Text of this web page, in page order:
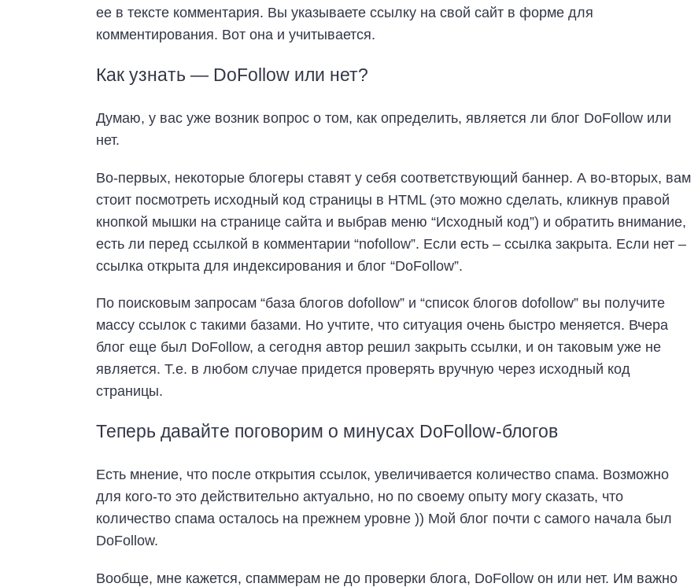
ее в тексте комментария. Вы указываете ссылку на свой сайт в форме для
комментирования. Вот она и учитывается.
Как узнать — DoFollow или нет?
Думаю, у вас уже возник вопрос о том, как определить, является ли блог DoFollow или
нет.
Во-первых, некоторые блогеры ставят у себя соответствующий баннер. А во-вторых, вам
стоит посмотреть исходный код страницы в HTML (это можно сделать, кликнув правой
кнопкой мышки на странице сайта и выбрав меню “Исходный код”) и обратить внимание,
есть ли перед ссылкой в комментарии “nofollow”. Если есть – ссылка закрыта. Если нет –
ссылка открыта для индексирования и блог “DoFollow”.
По поисковым запросам “база блогов dofollow” и “список блогов dofollow” вы получите
массу ссылок с такими базами. Но учтите, что ситуация очень быстро меняется. Вчера
блог еще был DoFollow, а сегодня автор решил закрыть ссылки, и он таковым уже не
является. Т.е. в любом случае придется проверять вручную через исходный код
страницы.
Теперь давайте поговорим о минусах DoFollow-блогов
Есть мнение, что после открытия ссылок, увеличивается количество спама. Возможно
для кого-то это действительно актуально, но по своему опыту могу сказать, что
количество спама осталось на прежнем уровне )) Мой блог почти с самого начала был
DoFollow.
Вообще, мне кажется, спаммерам не до проверки блога, DoFollow он или нет. Им важно